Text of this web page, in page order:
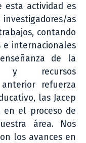
esta actividad es
as
contando
e internacionales
de la
y recursos
anterior refuerza
las Jacep
en el proceso de
área. Nos
los avances en